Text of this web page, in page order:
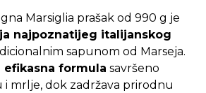
Marsiglia prašak od 990 g je
najpoznatijeg italijanskog
sapunom od Marseja.
efikasna formula savršeno
mrlje, dok zadržava prirodnu